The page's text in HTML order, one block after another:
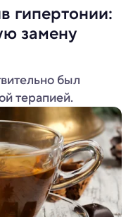
гипертонии:
замену
был
терапией.